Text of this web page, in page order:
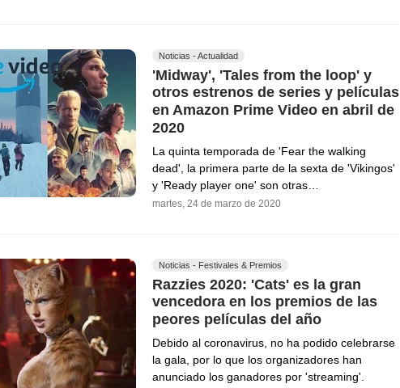
Noticias - Actualidad
'Midway', 'Tales from the loop' y
otros estrenos de series y películas
en Amazon Prime Video en abril de
2020
La quinta temporada de 'Fear the walking
dead', la primera parte de la sexta de 'Vikingos'
y 'Ready player one' son otras…
martes, 24 de marzo de 2020
Noticias - Festivales & Premios
Razzies 2020: 'Cats' es la gran
vencedora en los premios de las
peores películas del año
Debido al coronavirus, no ha podido celebrarse
la gala, por lo que los organizadores han
anunciado los ganadores por 'streaming'.